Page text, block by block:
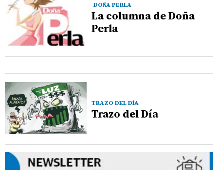
DOÑA PERLA
La columna de Doña
Perla
TRAZO DEL DÍA
Trazo del Día